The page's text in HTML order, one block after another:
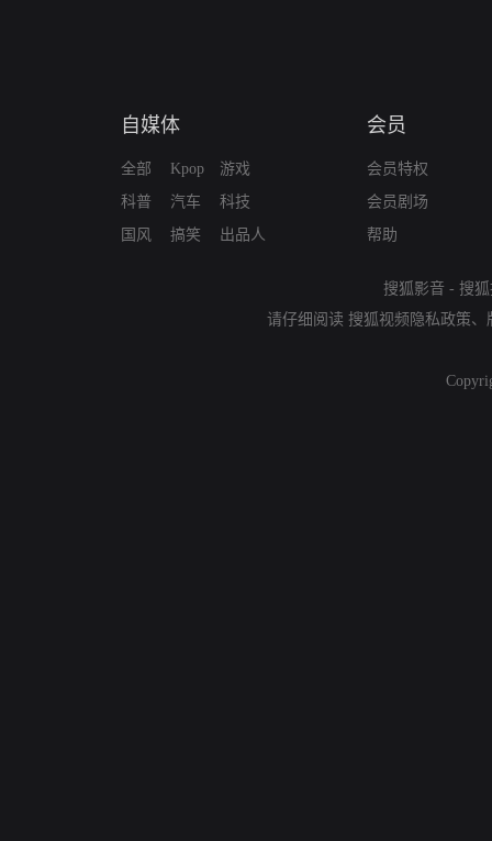
自媒体
全部
科普
国风
Kpop
汽车
搞笑
游戏
科技
出品人
会员
会员特权
会员剧场
帮助
搜狐影音 - 搜
请仔细阅读 搜狐视频隐私政策、